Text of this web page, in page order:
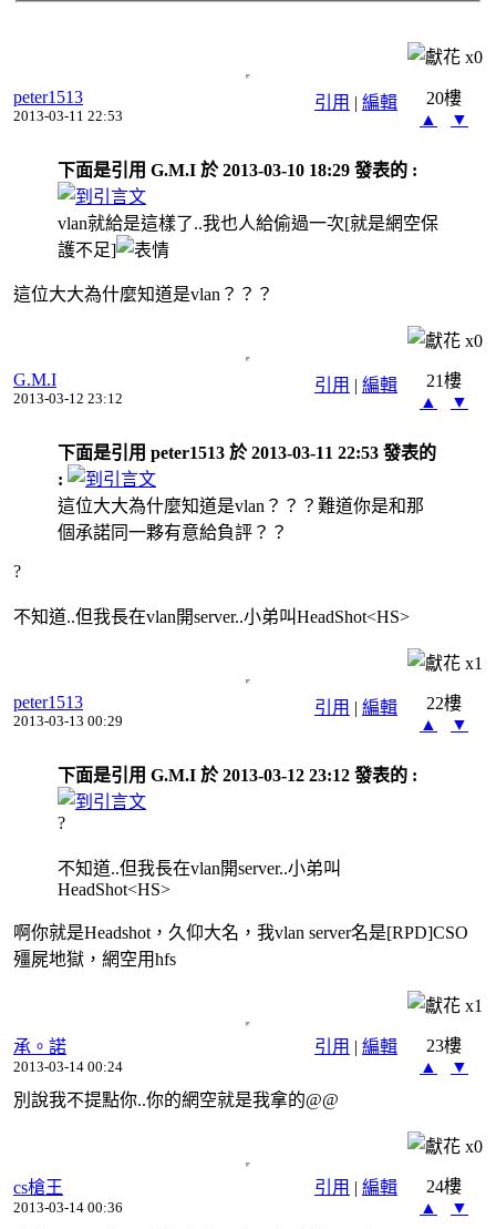
x0
引用 | 編輯
peter1513
2013-03-11 22:53
20樓
▲
▼
下面是引用 G.M.I 於 2013-03-10 18:29 發表的 :
vlan就給是這樣了..我也人給偷過一次[就是網空保
護不足]
這位大大為什麼知道是vlan？？？
x0
引用 | 編輯
G.M.I
2013-03-12 23:12
21樓
▲
▼
下面是引用 peter1513 於 2013-03-11 22:53 發表的
:
這位大大為什麼知道是vlan？？？難道你是和那
個承諾同一夥有意給負評？？
?
不知道..但我長在vlan開server..小弟叫HeadShot<HS>
x1
引用 | 編輯
peter1513
2013-03-13 00:29
22樓
▲
▼
下面是引用 G.M.I 於 2013-03-12 23:12 發表的 :
?
不知道..但我長在vlan開server..小弟叫
HeadShot<HS>
啊你就是Headshot，久仰大名，我vlan server名是[RPD]CSO
殭屍地獄，網空用hfs
x1
引用 | 編輯
承。諾
2013-03-14 00:24
23樓
▲
▼
別說我不提點你..你的網空就是我拿的@@
x0
引用 | 編輯
cs槍王
2013-03-14 00:36
24樓
▲
▼